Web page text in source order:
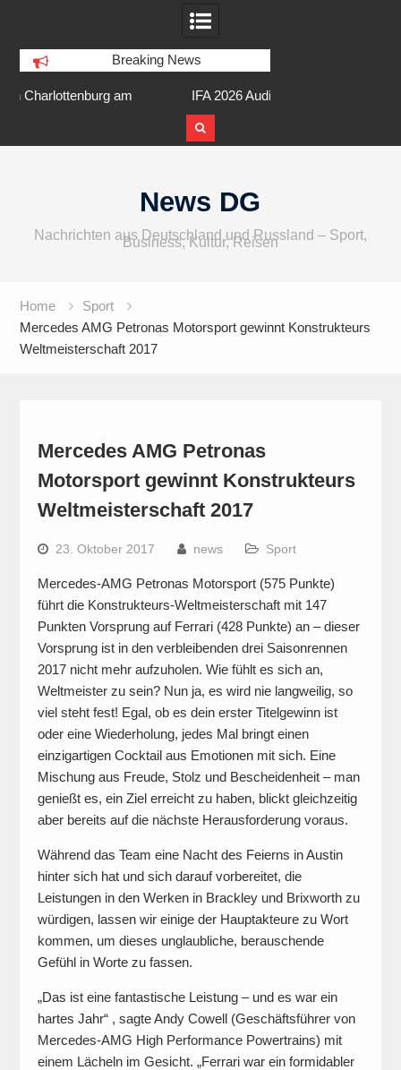
Breaking News
IFA 2026 Audio wird größer,
internationaler und vielfältiger
News DG
Nachrichten aus Deutschland und Russland – Sport,
Business, Kultur, Reisen
Home
Sport
Mercedes AMG Petronas Motorsport gewinnt Konstrukteurs
Weltmeisterschaft 2017
Mercedes AMG Petronas
Motorsport gewinnt Konstrukteurs
Weltmeisterschaft 2017
23. Oktober 2017 news Sport
Mercedes-AMG Petronas Motorsport (575 Punkte)
führt die Konstrukteurs-Weltmeisterschaft mit 147
Punkten Vorsprung auf Ferrari (428 Punkte) an – dieser
Vorsprung ist in den verbleibenden drei Saisonrennen
2017 nicht mehr aufzuholen. Wie fühlt es sich an,
Weltmeister zu sein? Nun ja, es wird nie langweilig, so
viel steht fest! Egal, ob es dein erster Titelgewinn ist
oder eine Wiederholung, jedes Mal bringt einen
einzigartigen Cocktail aus Emotionen mit sich. Eine
Mischung aus Freude, Stolz und Bescheidenheit – man
genießt es, ein Ziel erreicht zu haben, blickt gleichzeitig
aber bereits auf die nächste Herausforderung voraus.
Während das Team eine Nacht des Feierns in Austin
hinter sich hat und sich darauf vorbereitet, die
Leistungen in den Werken in Brackley und Brixworth zu
würdigen, lassen wir einige der Hauptakteure zu Wort
kommen, um dieses unglaubliche, berauschende
Gefühl in Worte zu fassen.
„Das ist eine fantastische Leistung – und es war ein
hartes Jahr“ , sagte Andy Cowell (Geschäftsführer von
Mercedes-AMG High Performance Powertrains) mit
einem Lächeln im Gesicht. „Ferrari war ein formidabler